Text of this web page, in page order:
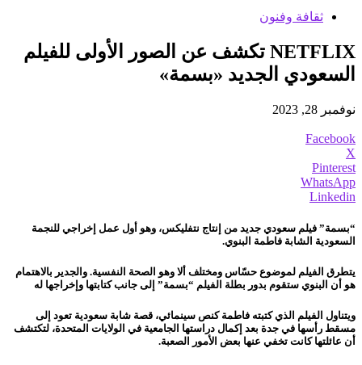
ثقافة وفنون
NETFLIX تكشف عن الصور الأولى للفيلم
السعودي الجديد «بسمة»
نوفمبر 28, 2023
Facebook
X
Pinterest
WhatsApp
Linkedin
“بسمة” فيلم سعودي جديد من إنتاج نتفليكس، وهو أول عمل إخراجي للنجمة
السعودية الشابة فاطمة البنوي.
يتطرق الفيلم لموضوع حسّاس ومختلف ألا وهو الصحة النفسية. والجدير بالاهتمام
هو أن البنوي ستقوم بدور بطلة الفيلم “بسمة” إلى جانب كتابتها وإخراجها له
ويتناول الفيلم الذي كتبته فاطمة كنص سينمائي، قصة شابة سعودية تعود إلى
مسقط رأسها في جدة بعد إكمال دراستها الجامعية في الولايات المتحدة، لتكتشف
أن عائلتها كانت تخفي عنها بعض الأمور الصعبة.